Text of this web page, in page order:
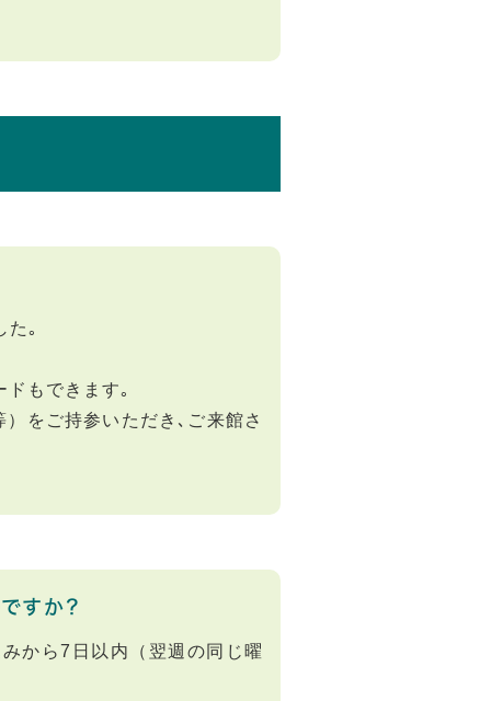
た｡
もできます｡
をご持参いただき､ご来館さ
すか？
から7日以内（翌週の同じ曜